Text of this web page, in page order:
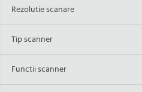
Rezolutie scanare
Tip scanner
Functii scanner